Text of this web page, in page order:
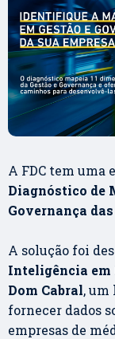
A FDC tem uma
Diagnóstico de
Governança
A solução foi
Inteligência em
Dom Cabral, um
fornecer dados
empresas de